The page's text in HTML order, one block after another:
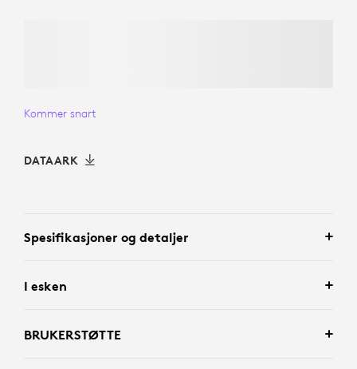
Kommer snart
DATAARK
Spesifikasjoner og detaljer
I esken
BRUKERSTØTTE